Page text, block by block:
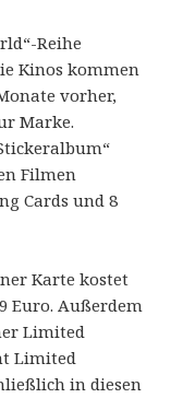
Reihe
Kinos kommen
vorher,
Marke.
Filmen
Cards und 8
Karte kostet
Euro. Außerdem
Limited
Limited
in diesen